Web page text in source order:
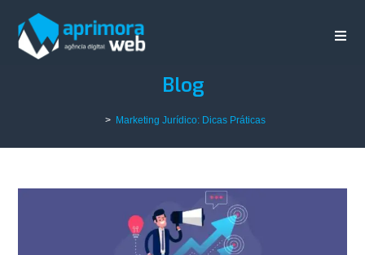
Blog
> Marketing Jurídico: Dicas Práticas